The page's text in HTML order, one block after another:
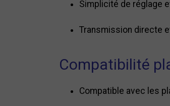
Simplicité de réglage
Transmission directe
Compatibilité
Compatible avec les